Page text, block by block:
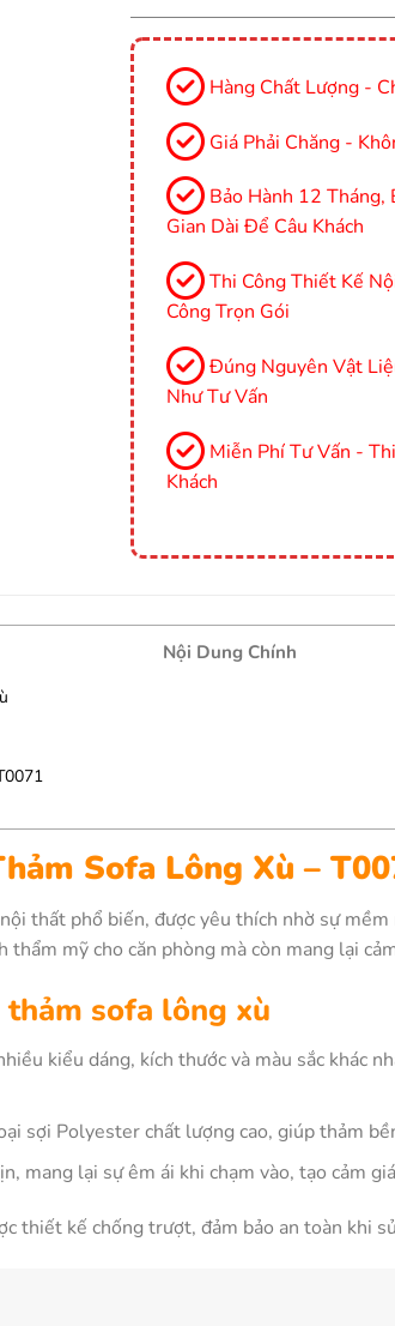
Hàng Chất Lượng -
Giá Phải Chăng -
Bảo Hành 12
Gian Dài Để Câu Khách
Thi Công Thiết Kế
Công Trọn Gói
Đúng Nguyên Vật
Như Tư Vấn
Miễn Phí Tư Vấn -
Khách
Nội Dung Chính
Sofa Lông Xù –
thất phổ biến, được yêu thích nhờ sự
mỹ cho căn phòng mà còn mang lại
sofa lông xù
kiểu dáng, kích thước và màu sắc khác
sợi Polyester chất lượng cao, giúp thảm
mang lại sự êm ái khi chạm vào, tạo cảm
thiết kế chống trượt, đảm bảo an toàn khi